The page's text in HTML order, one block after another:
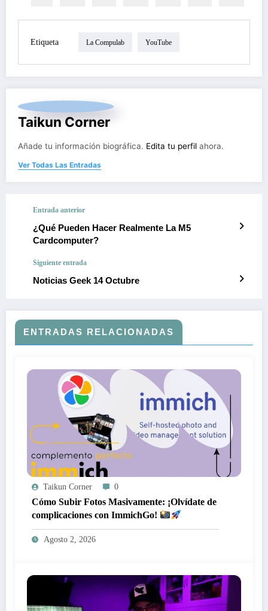
Etiqueta La Compulab YouTube
Taikun Corner
Añade tu información biográfica. Edita tu perfil ahora.
Ver Todas Las Entradas
Entrada anterior
¿Qué Pueden Hacer Realmente La M5
Cardcomputer?
Siguiente entrada
Noticias Geek 14 Octubre
ENTRADAS RELACIONADAS
Taikun Corner 0
Cómo Subir Fotos Masivamente: ¡Olvídate de
complicaciones con ImmichGo!
Agosto 2, 2026